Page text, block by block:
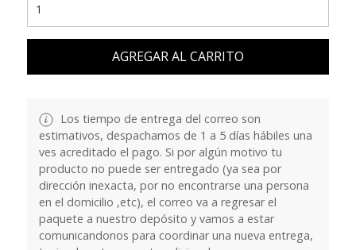
AGREGAR AL CARRITO
Los tiempo de entrega del correo son
estimativos, despachamos de 1 a 5 días hábiles una
ves acreditado el pago. Si por algún motivo tu
producto no puede ser entregado (ya sea por
dirección inexacta, por no encontrarse una persona
en el domicilio ,etc), el correo va a regresar el
paquete a nuestro depósito y vamos a estar
comunicandonos para coordinar una nueva entrega,